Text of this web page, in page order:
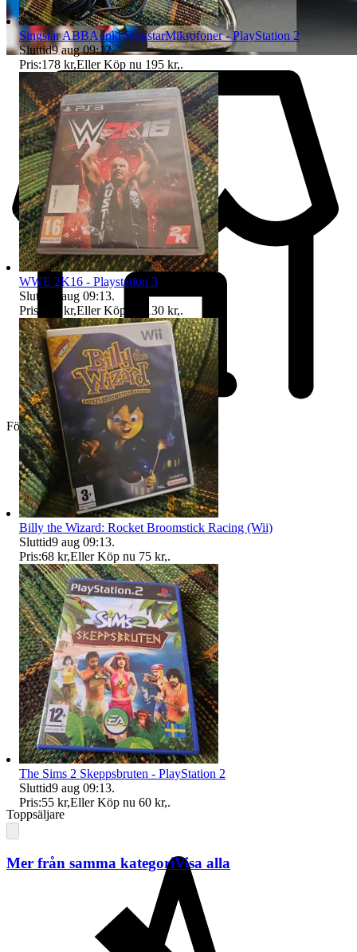
Företag
Toppsäljare
Singstar ABBA Inkl SingstarMikrofoner - PlayStation 2
Sluttid9 aug 09:12.
Pris:178 kr,Eller Köp nu 195 kr,.
WWE 2K16 - Playstation 3
Sluttid
9 aug 09:13.
Pris:
125 kr,Eller Köp nu 130 kr,.
Billy the Wizard: Rocket Broomstick Racing (Wii)
Sluttid9 aug 09:13.
Pris:68 kr,Eller Köp nu 75 kr,.
The Sims 2 Skeppsbruten - PlayStation 2
Sluttid9 aug 09:13.
Pris:55 kr,Eller Köp nu 60 kr,.
Mer från samma kategoriVisa alla